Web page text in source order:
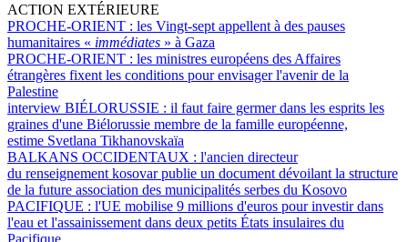
ACTION EXTÉRIEURE
PROCHE-ORIENT : les Vingt-sept appellent à des pauses
humanitaires « immédiates » à Gaza
PROCHE-ORIENT : les ministres européens des Affaires
étrangères fixent les conditions pour envisager l'avenir de la
Palestine
interview BIÉLORUSSIE : il faut faire germer dans les esprits les
graines d'une Biélorussie membre de la famille européenne,
estime Svetlana Tikhanovskaïa
BALKANS OCCIDENTAUX : l'ancien directeur
du renseignement kosovar publie un document dévoilant la structure
de la future association des municipalités serbes du Kosovo
PACIFIQUE : l'UE mobilise 9 millions d'euros pour investir dans
l'eau et l'assainissement dans deux petits États insulaires du
Pacifique